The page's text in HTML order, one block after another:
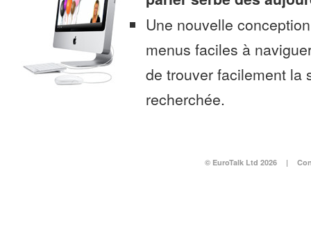
Une nouvelle
menus faciles à
de trouver facilement la
recherchée.
© EuroTalk Ltd 2026 |